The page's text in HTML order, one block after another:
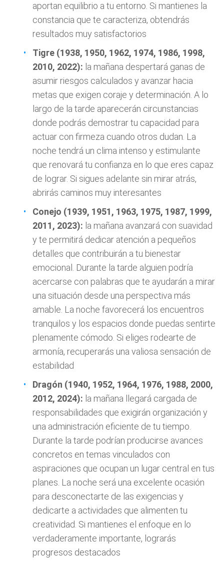
aportan equilibrio a tu entorno. Si mantienes la
constancia que te caracteriza, obtendrás
resultados muy satisfactorios
Tigre (1938, 1950, 1962, 1974, 1986, 1998,
2010, 2022): la mañana despertará ganas de
asumir riesgos calculados y avanzar hacia
metas que exigen coraje y determinación. A lo
largo de la tarde aparecerán circunstancias
donde podrás demostrar tu capacidad para
actuar con firmeza cuando otros dudan. La
noche tendrá un clima intenso y estimulante
que renovará tu confianza en lo que eres capaz
de lograr. Si sigues adelante sin mirar atrás,
abrirás caminos muy interesantes
Conejo (1939, 1951, 1963, 1975, 1987, 1999,
2011, 2023): la mañana avanzará con suavidad
y te permitirá dedicar atención a pequeños
detalles que contribuirán a tu bienestar
emocional. Durante la tarde alguien podría
acercarse con palabras que te ayudarán a mirar
una situación desde una perspectiva más
amable. La noche favorecerá los encuentros
tranquilos y los espacios donde puedas sentirte
plenamente cómodo. Si eliges rodearte de
armonía, recuperarás una valiosa sensación de
estabilidad
Dragón (1940, 1952, 1964, 1976, 1988, 2000,
2012, 2024): la mañana llegará cargada de
responsabilidades que exigirán organización y
una administración eficiente de tu tiempo.
Durante la tarde podrían producirse avances
concretos en temas vinculados con
aspiraciones que ocupan un lugar central en tus
planes. La noche será una excelente ocasión
para desconectarte de las exigencias y
dedicarte a actividades que alimenten tu
creatividad. Si mantienes el enfoque en lo
verdaderamente importante, lograrás
progresos destacados